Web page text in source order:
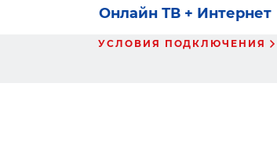
Онлайн ТВ + Интернет
УСЛОВИЯ ПОДКЛЮЧЕНИЯ